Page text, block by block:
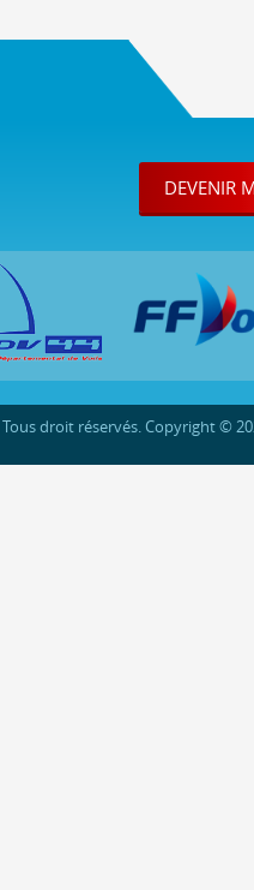
DEVENIR
Tous droit réservés. Copyright ©